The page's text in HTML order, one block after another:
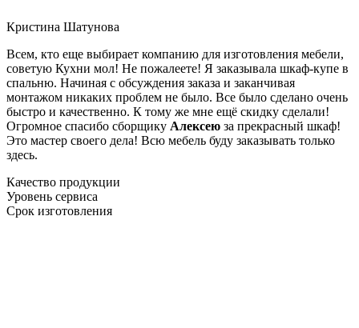
Кристина Шатунова
Всем, кто еще выбирает компанию для изготовления мебели,
советую Кухни мол! Не пожалеете! Я заказывала шкаф-купе в
спальню. Начиная с обсуждения заказа и заканчивая
монтажом никаких проблем не было. Все было сделано очень
быстро и качественно. К тому же мне ещё скидку сделали!
Огромное спасибо сборщику Алексею за прекрасный шкаф!
Это мастер своего дела! Всю мебель буду заказывать только
здесь.
Качество продукции
Уровень сервиса
Срок изготовления